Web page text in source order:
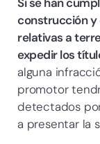
construcción y
relativas a
expedir los
alguna
promotor
detectados
a presentar la